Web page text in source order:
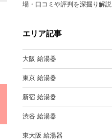
場・口コミや評判を深掘り解説
エリア記事
大阪 給湯器
東京 給湯器
新宿 給湯器
渋谷 給湯器
東大阪 給湯器